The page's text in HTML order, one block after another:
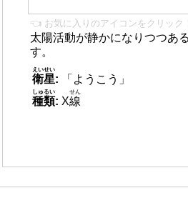
👈 お気に入りのアイコンをクリック！
太陽活動が静かになりつつあ
す。
衛星
えいせい
:
「ようこう」
種類
しゅるい
: X線
せん